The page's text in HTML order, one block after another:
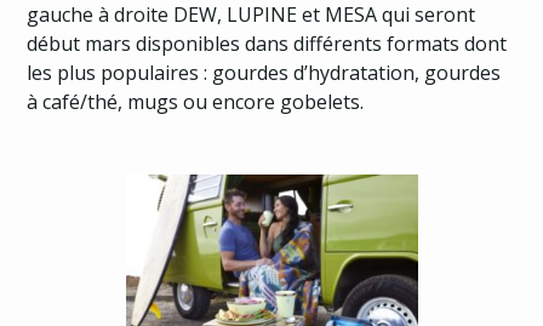
gauche à droite DEW, LUPINE et MESA qui seront
début mars disponibles dans différents formats dont
les plus populaires : gourdes d’hydratation, gourdes
à café/thé, mugs ou encore gobelets.